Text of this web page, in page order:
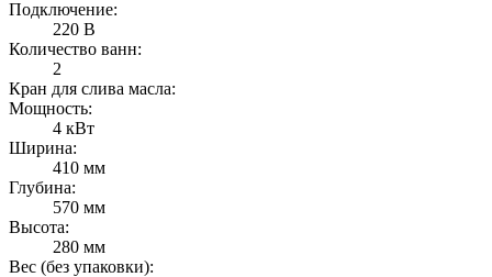
Подключение:
220 В
Количество ванн:
2
Кран для слива масла:
Мощность:
4 кВт
Ширина:
410 мм
Глубина:
570 мм
Высота:
280 мм
Вес (без упаковки):